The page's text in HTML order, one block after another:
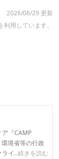
2026/06/29 更新
用しています。
『CAMP
境省等の行政
イアントとの
...続きを読む